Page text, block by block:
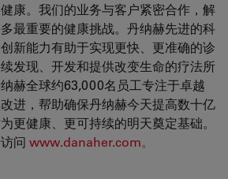
康。我们的业务与客户紧密合作，解
最重要的健康挑战。丹纳赫先进的科
新能力有助于实现更快、更准确的诊
发现、开发和提供改变生命的疗法所
赫全球约63,000名员工专注于卓越
进，帮助确保丹纳赫今天提高数十亿
更健康、更可持续的明天奠定基础。
问 www.danaher.com。